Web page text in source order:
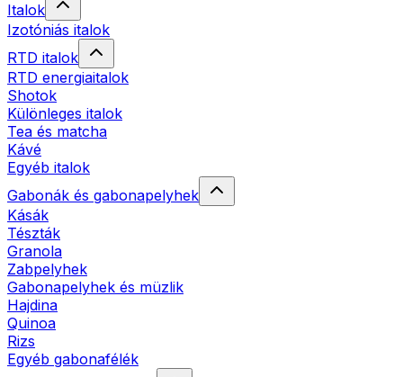
Italok
Izotóniás italok
RTD italok
RTD energiaitalok
Shotok
Különleges italok
Tea és matcha
Kávé
Egyéb italok
Gabonák és gabonapelyhek
Kásák
Tészták
Granola
Zabpelyhek
Gabonapelyhek és müzlik
Hajdina
Quinoa
Rizs
Egyéb gabonafélék